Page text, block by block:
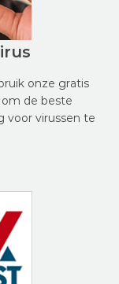
onze gratis
de beste
voor virussen te